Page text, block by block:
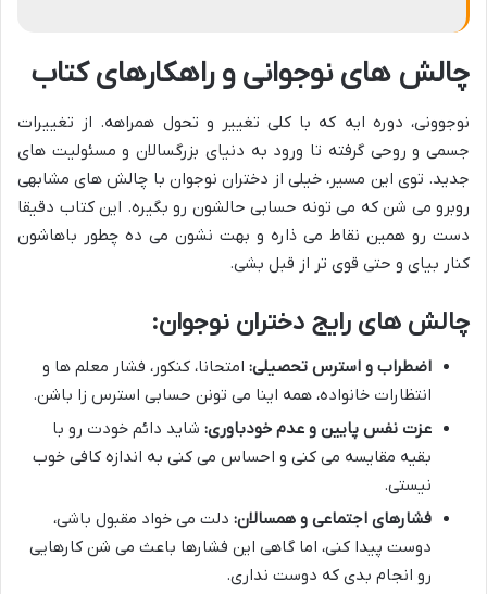
چالش های نوجوانی و راهکارهای کتاب
نوجوونی، دوره ایه که با کلی تغییر و تحول همراهه. از تغییرات
جسمی و روحی گرفته تا ورود به دنیای بزرگسالان و مسئولیت های
جدید. توی این مسیر، خیلی از دختران نوجوان با چالش های مشابهی
روبرو می شن که می تونه حسابی حالشون رو بگیره. این کتاب دقیقا
دست رو همین نقاط می ذاره و بهت نشون می ده چطور باهاشون
کنار بیای و حتی قوی تر از قبل بشی.
چالش های رایج دختران نوجوان:
اضطراب و استرس تحصیلی: امتحانا، کنکور، فشار معلم ها و
انتظارات خانواده، همه اینا می تونن حسابی استرس زا باشن.
عزت نفس پایین و عدم خودباوری: شاید دائم خودت رو با
بقیه مقایسه می کنی و احساس می کنی به اندازه کافی خوب
نیستی.
فشارهای اجتماعی و همسالان: دلت می خواد مقبول باشی،
دوست پیدا کنی، اما گاهی این فشارها باعث می شن کارهایی
رو انجام بدی که دوست نداری.